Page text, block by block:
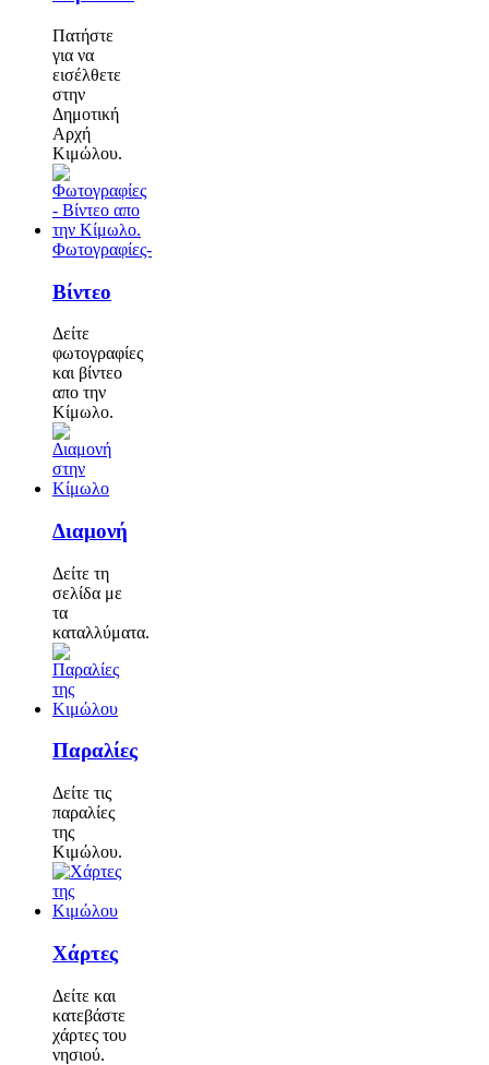
Πατήστε
για να
εισέλθετε
στην
Δημοτική
Αρχή
Κιμώλου.
Φωτογραφίες-
Βίντεο
Δείτε
φωτογραφίες
και βίντεο
απο την
Κίμωλο.
Διαμονή
Δείτε τη
σελίδα με
τα
καταλλύματα.
Παραλίες
Δείτε τις
παραλίες
της
Κιμώλου.
Χάρτες
Δείτε και
κατεβάστε
χάρτες του
νησιού.